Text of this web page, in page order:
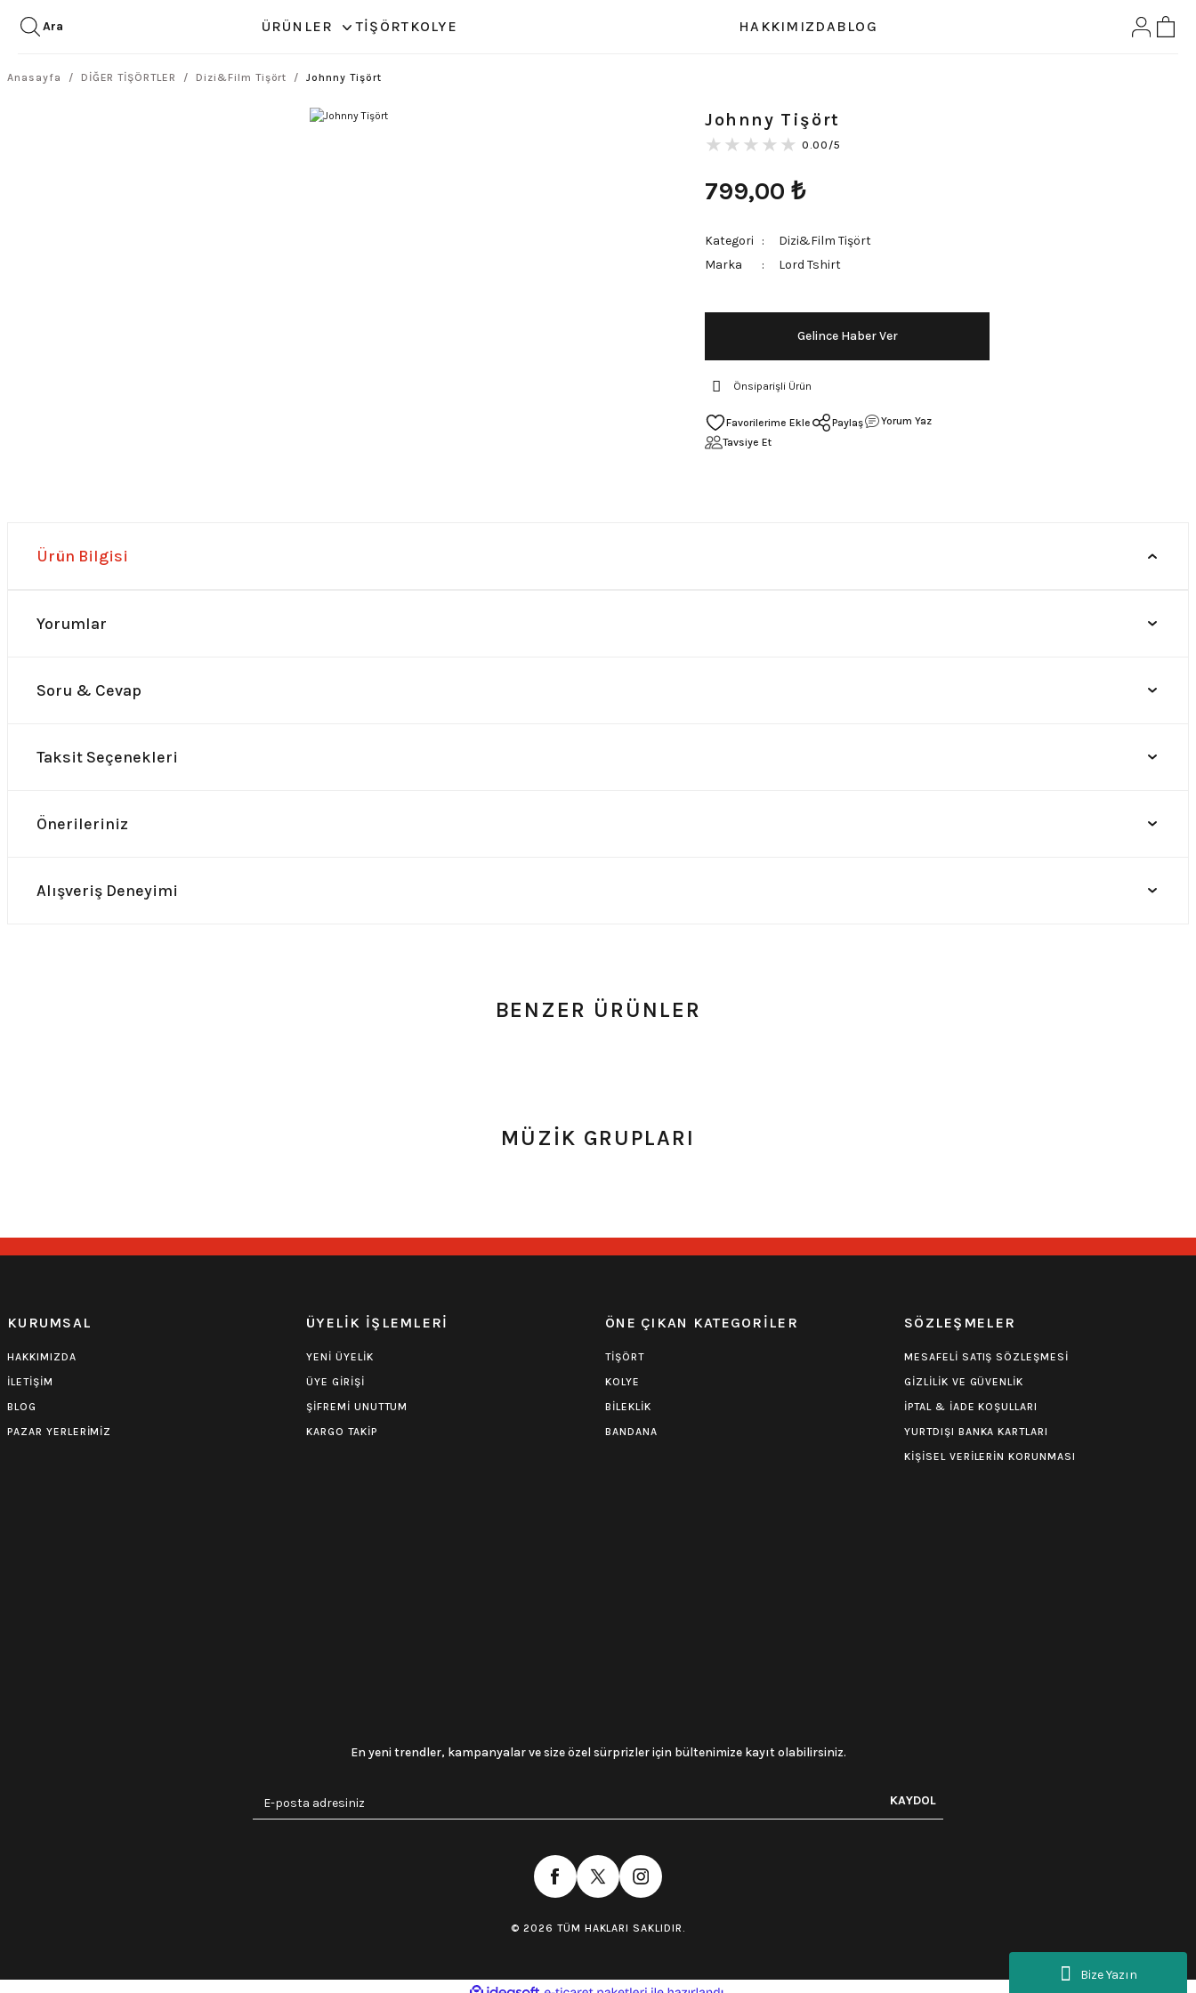
Bize Yazın
Ara ÜRÜNLER TİŞÖRT KOLYE HAKKIMIZDA BLOG
Anasayfa DİĞER TİŞÖRTLER Dizi&Film Tişört Johnny Tişört
Johnny Tişört
0.00/5
799,00 ₺
Kategori
Dizi&Film Tişört
Marka
Lord Tshirt
Gelince Haber Ver
Önsiparişli Ürün
Paylaş
Yorum Yaz
Tavsiye Et
Ürün Bilgisi
Yorumlar
Soru & Cevap
Taksit Seçenekleri
Önerileriniz
Alışveriş Deneyimi
BENZER ÜRÜNLER
MÜZİK GRUPLARI
KURUMSAL
HAKKIMIZDA
İLETİŞİM
BLOG
PAZAR YERLERİMİZ
ÜYELİK İŞLEMLERİ
YENİ ÜYELİK
ÜYE GİRİŞİ
ŞİFREMİ UNUTTUM
KARGO TAKİP
ÖNE ÇIKAN KATEGORİLER
TİŞÖRT
KOLYE
BİLEKLİK
BANDANA
SÖZLEŞMELER
MESAFELİ SATIŞ SÖZLEŞMESİ
GİZLİLİK VE GÜVENLİK
İPTAL & İADE KOŞULLARI
YURTDIŞI BANKA KARTLARI
KİŞİSEL VERİLERİN KORUNMASI
En yeni trendler, kampanyalar ve size özel sürprizler için bültenimize kayıt olabilirsiniz.
KAYDOL
© 2026 TÜM HAKLARI SAKLIDIR.